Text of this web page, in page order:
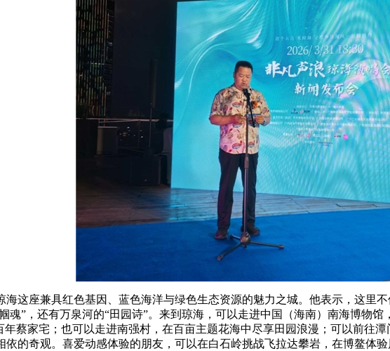
座兼具红色基因、蓝色海洋与绿色生态资源的魅力之城。他表示，这里不
魂”，还有万泉河的“田园诗”。来到琼海，可以走进中国（海南）南海博物
年蔡家宅；也可以走进南强村，在百亩主题花海中尽享田园浪漫；可以前往
依的奇观。喜爱动感体验的朋友，可以在白石岭挑战飞拉达攀岩，在博鳌体